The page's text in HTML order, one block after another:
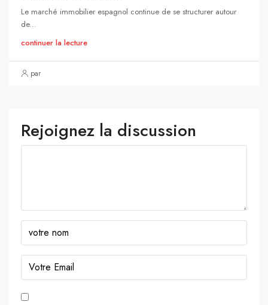
Le marché immobilier espagnol continue de se structurer autour
de...
continuer la lecture
par
Rejoignez la discussion